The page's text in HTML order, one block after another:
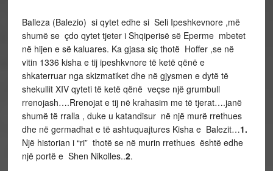
Balleza (Balezio) si qytet edhe si Seli Ipeshkevnore ,më
shumë se çdo qytet tjeter i Shqiperisë së Eperme mbetet
në hijen e së kaluares. Ka gjasa siç thotë Hoffer ,se në
vitin 1336 kisha e tij ipeshkvnore të ketë qënë e
shkaterruar nga skizmatiket dhe në gjysmen e dytë të
shekullit XIV qyteti të ketë qënë veçse një grumbull
rrenojash….Rrenojat e tij në krahasim me të tjerat….janë
shumë të rralla , duke u katandisur në një murë rrethues
dhe në germadhat e të ashtuquajtures Kisha e Balezit…1.
Një historian i “ri” thotë se në murin rrethues është edhe
një portë e Shen Nikolles..2.